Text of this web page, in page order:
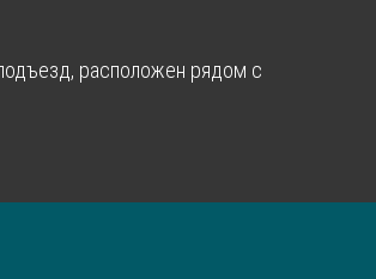
расположен рядом с